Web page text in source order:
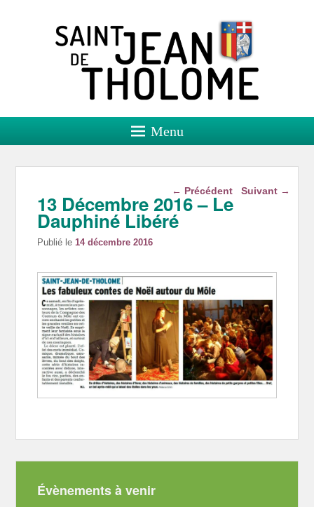
Saint Jean de Tholome
Site officiel
Menu
Navigation dans les
← Précédent Suivant →
13 Décembre 2016 – Le
Dauphiné Libéré
Publié le14 décembre 2016
Évènements à venir